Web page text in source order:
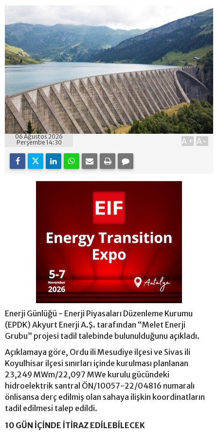
06 Ağustos 2026
Perşembe 14:30
A+ A-
Enerji Günlüğü - Enerji Piyasaları Düzenleme Kurumu
(EPDK) Akyurt Enerji A.Ş. tarafından “Melet Enerji
Grubu” projesi tadil talebinde bulunulduğunu açıkladı.
Açıklamaya göre, Ordu ili Mesudiye ilçesi ve Sivas ili
Koyulhisar ilçesi sınırları içinde kurulması planlanan
23,249 MWm/22,097 MWe kurulu gücündeki
hidroelektrik santral ÖN/10057-22/04816 numaralı
önlisansa derç edilmiş olan sahaya ilişkin koordinatların
tadil edilmesi talep edildi.
10 GÜN İÇİNDE İTİRAZ EDİLEBİLECEK